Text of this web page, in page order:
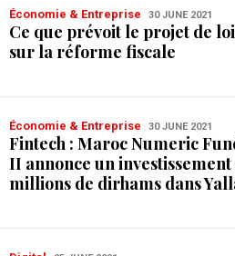
Économie & Entreprise 30 JUNE 2021
Ce que prévoit le projet de
sur la réforme fiscale
Économie & Entreprise 30 JUNE 2021
Fintech : Maroc Numeric
II annonce un investissement
millions de dirhams dans